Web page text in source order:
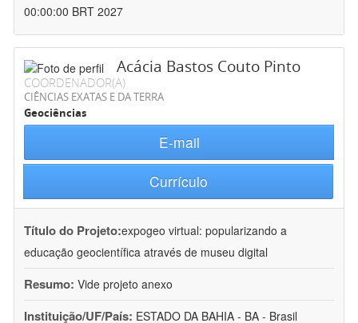
00:00:00 BRT 2027
Acácia Bastos Couto Pinto
COORDENADOR(A)
CIÊNCIAS EXATAS E DA TERRA
Geociências
E-mail
Currículo
Título do Projeto:expogeo virtual: popularizando a
educação geocientífica através de museu digital
Resumo: Vide projeto anexo
Instituição/UF/País: ESTADO DA BAHIA - BA - Brasil